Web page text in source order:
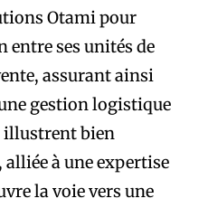
Otami pour
ses unités de
assurant ainsi
gestion logistique
illustrent bien
à une expertise
la voie vers une